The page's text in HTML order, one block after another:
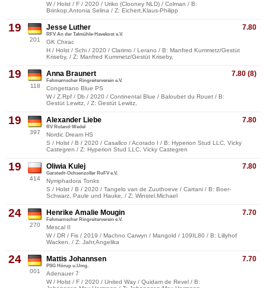
W / Holst / F / 2020 / Uriko (Clooney NLD) / Colman / B:
Brinkop,Antonia Selina / Z: Eichert,Klaus-Philipp
19
201
7.80
Jesse Luther
RFV An der Talmühle-Havekost e.V.
GK Chirac
H / Holst / Schi / 2020 / Clarimo / Lerano / B: Manfred Kummetz/Gestüt
Kriseby, / Z: Manfred Kummetz/Gestüt Kriseby,
19
118
7.80 (8)
Anna Braunert
Fehmarnscher Ringreiterverein e.V.
Congettano Blue PS
W / Z.Rpf / Db / 2020 / Continental Blue / Baloubet du Rouet / B:
Gestüt Lewitz, / Z: Gestüt Lewitz,
19
397
7.80
Alexander Liebe
RV Roland-Wedel
Nordic Dream HS
S / Holst / B / 2020 / Casallco / Acorado I / B: Hyperion Stud LLC, Vicky
Castegren / Z: Hyperion Stud LLC, Vicky Castegren
19
414
7.80
Oliwia Kulej
Garstedt-Ochsenzoller RuFV e.V.
Nymphadora Tonks
S / Holst / B / 2020 / Tangelo van de Zuuthoeve / Cartani / B: Boer-
Schwarz, Paule und Hauke, / Z: Winstel,Michael
24
270
7.70
Henrike Amalie Mougin
Fehmarnscher Ringreiterverein e.V.
Mescal II
W / DR / Fis / 2019 / Machno Carwyn / Mangold / 109IL80 / B: Lillyhof
Wacken, / Z: Jahr,Angelika
24
001
7.70
Mattis Johannsen
PSG Hörup u.Umg.
Adenauer 7
W / Holst / F / 2020 / United Way / Quidam de Revel / B: